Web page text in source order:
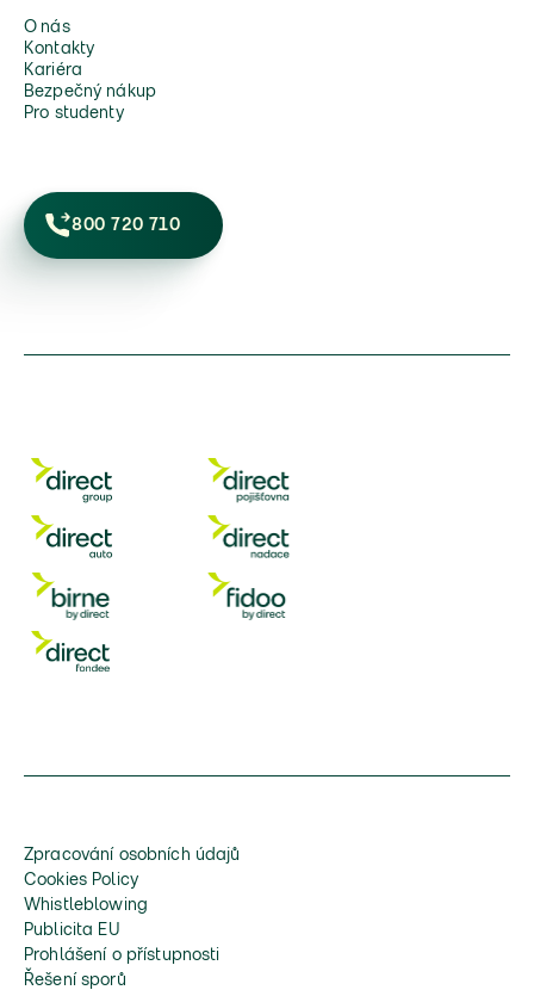
O nás
Kontakty
Kariéra
Bezpečný nákup
Pro studenty
800 720 710
Zpracování osobních údajů
Cookies Policy
Whistleblowing
Publicita EU
Prohlášení o přístupnosti
Řešení sporů